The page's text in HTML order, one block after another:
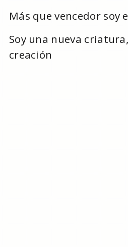
Más que vencedor soy
Soy una nueva
creación